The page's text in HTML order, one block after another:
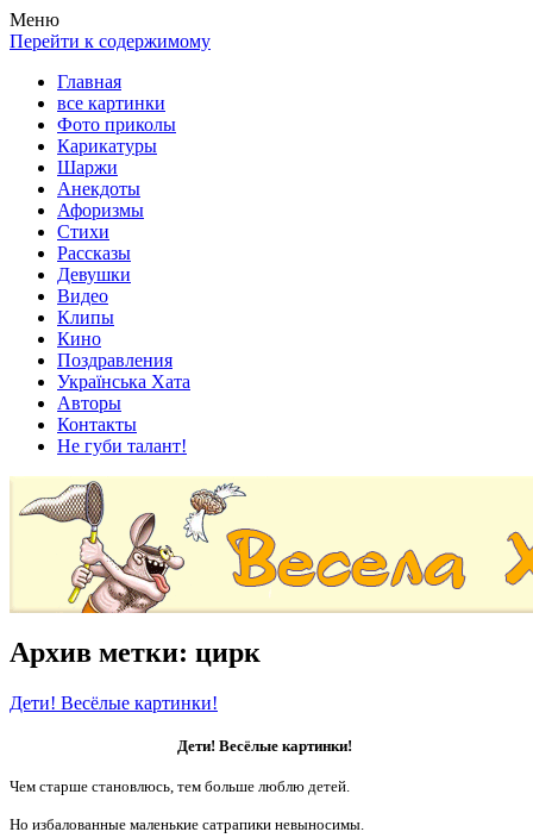
Весела хата — прикольные картинки, смешные истории,
клипы!
Покажем всем ваши фото приколы, карикатуры, шаржи, стихи,
рассказы, видео и песни!
Меню
Перейти к содержимому
Главная
все картинки
Фото приколы
Карикатуры
Шаржи
Анекдоты
Афоризмы
Стихи
Рассказы
Девушки
Видео
Клипы
Кино
Поздравления
Українська Хата
Авторы
Контакты
Не губи талант!
Архив метки: цирк
Дети! Весёлые картинки!
Дети! Весёлые картинки!
Чем старше становлюсь, тем больше люблю детей.
Но избалованные маленькие сатрапики невыносимы.